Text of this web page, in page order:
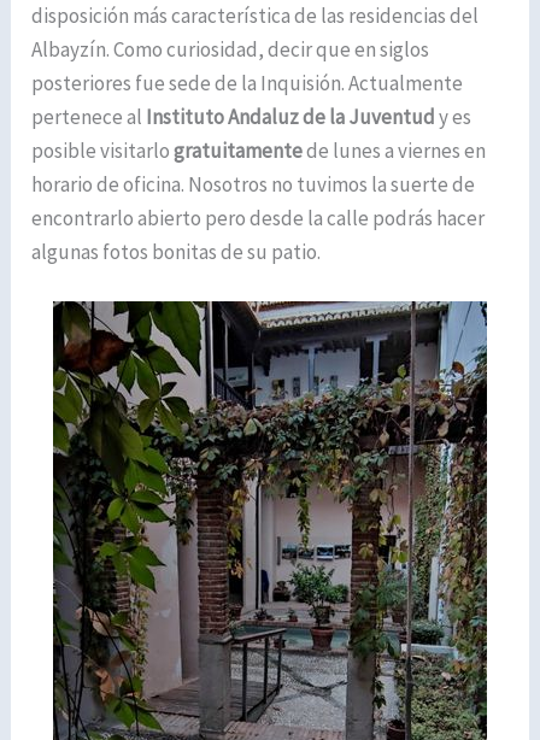
disposición más característica de las residencias del
Albayzín. Como curiosidad, decir que en siglos
posteriores fue sede de la Inquisión. Actualmente
pertenece al Instituto Andaluz de la Juventudy es
posible visitarlogratuitamentede lunes a viernes en
horario de oficina. Nosotros no tuvimos la suerte de
encontrarlo abierto pero desde la calle podrás hacer
algunas fotos bonitas de su patio.